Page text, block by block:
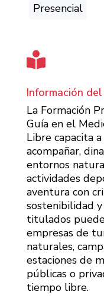
Presencial

Información
La Formación
Guía en el
Libre capacita
acompañar,
entornos
actividades
aventura con
sostenibilidad
titulados
empresas de
naturales,
estaciones de
públicas o
tiempo libre.